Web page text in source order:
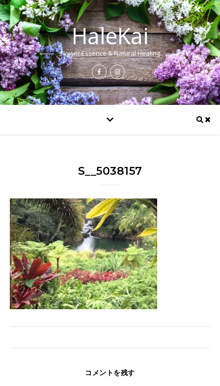
HaleKai
Flower Essence & Natural Healing
S__5038157
コメントを残す